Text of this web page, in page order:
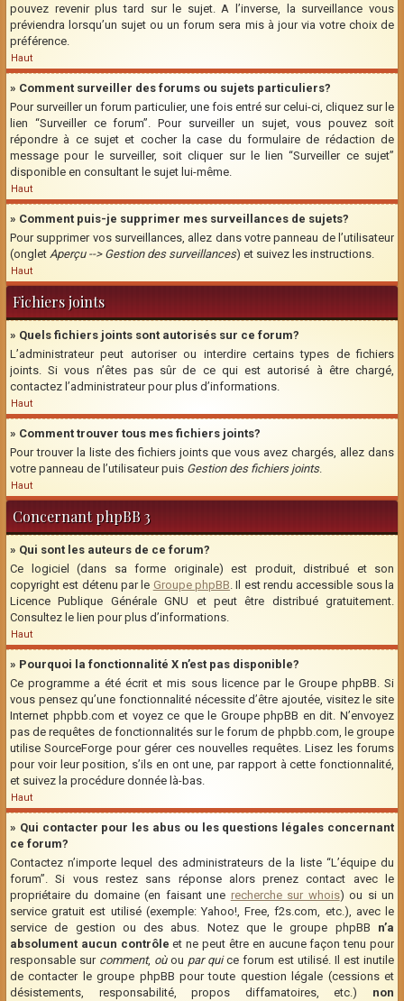
pouvez revenir plus tard sur le sujet. A l’inverse, la surveillance vous
préviendra lorsqu’un sujet ou un forum sera mis à jour via votre choix de
préférence.
Haut
» Comment surveiller des forums ou sujets particuliers?
Pour surveiller un forum particulier, une fois entré sur celui-ci, cliquez sur le
lien “Surveiller ce forum”. Pour surveiller un sujet, vous pouvez soit
répondre à ce sujet et cocher la case du formulaire de rédaction de
message pour le surveiller, soit cliquer sur le lien “Surveiller ce sujet”
disponible en consultant le sujet lui-même.
Haut
» Comment puis-je supprimer mes surveillances de sujets?
Pour supprimer vos surveillances, allez dans votre panneau de l’utilisateur
(onglet Aperçu --> Gestion des surveillances) et suivez les instructions.
Haut
Fichiers joints
» Quels fichiers joints sont autorisés sur ce forum?
L’administrateur peut autoriser ou interdire certains types de fichiers
joints. Si vous n’êtes pas sûr de ce qui est autorisé à être chargé,
contactez l’administrateur pour plus d’informations.
Haut
» Comment trouver tous mes fichiers joints?
Pour trouver la liste des fichiers joints que vous avez chargés, allez dans
votre panneau de l’utilisateur puis Gestion des fichiers joints.
Haut
Concernant phpBB 3
» Qui sont les auteurs de ce forum?
Ce logiciel (dans sa forme originale) est produit, distribué et son
copyright est détenu par le Groupe phpBB. Il est rendu accessible sous la
Licence Publique Générale GNU et peut être distribué gratuitement.
Consultez le lien pour plus d’informations.
Haut
» Pourquoi la fonctionnalité X n’est pas disponible?
Ce programme a été écrit et mis sous licence par le Groupe phpBB. Si
vous pensez qu’une fonctionnalité nécessite d’être ajoutée, visitez le site
Internet phpbb.com et voyez ce que le Groupe phpBB en dit. N’envoyez
pas de requêtes de fonctionnalités sur le forum de phpbb.com, le groupe
utilise SourceForge pour gérer ces nouvelles requêtes. Lisez les forums
pour voir leur position, s’ils en ont une, par rapport à cette fonctionnalité,
et suivez la procédure donnée là-bas.
Haut
» Qui contacter pour les abus ou les questions légales concernant
ce forum?
Contactez n’importe lequel des administrateurs de la liste “L’équipe du
forum”. Si vous restez sans réponse alors prenez contact avec le
propriétaire du domaine (en faisant une recherche sur whois) ou si un
service gratuit est utilisé (exemple: Yahoo!, Free, f2s.com, etc.), avec le
service de gestion ou des abus. Notez que le groupe phpBB n’a
absolument aucun contrôle et ne peut être en aucune façon tenu pour
responsable sur comment, oùou par quice forum est utilisé. Il est inutile
de contacter le groupe phpBB pour toute question légale (cessions et
désistements, responsabilité, propos diffamatoires, etc.) non